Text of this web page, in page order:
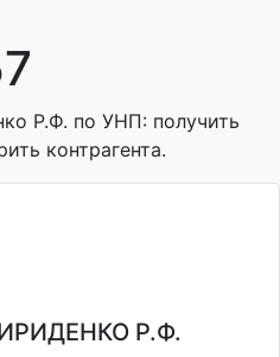
Р.Ф. по УНП: получить
контрагента.
Р.Ф.